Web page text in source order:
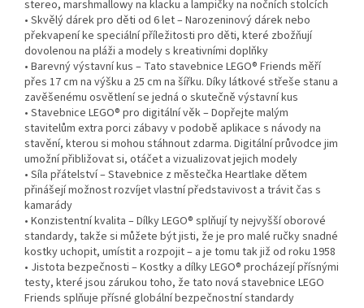
stereo, marshmallowy na klacku a lampičky na nočních stolcích
• Skvělý dárek pro děti od 6 let – Narozeninový dárek nebo
překvapení ke speciální příležitosti pro děti, které zbožňují
dovolenou na pláži a modely s kreativními doplňky
• Barevný výstavní kus – Tato stavebnice LEGO® Friends měří
přes 17 cm na výšku a 25 cm na šířku. Díky látkové střeše stanu a
zavěšenému osvětlení se jedná o skutečně výstavní kus
• Stavebnice LEGO® pro digitální věk – Dopřejte malým
stavitelům extra porci zábavy v podobě aplikace s návody na
stavění, kterou si mohou stáhnout zdarma. Digitální průvodce jim
umožní přibližovat si, otáčet a vizualizovat jejich modely
• Síla přátelství – Stavebnice z městečka Heartlake dětem
přinášejí možnost rozvíjet vlastní představivost a trávit čas s
kamarády
• Konzistentní kvalita – Dílky LEGO® splňují ty nejvyšší oborové
standardy, takže si můžete být jisti, že je pro malé ručky snadné
kostky uchopit, umístit a rozpojit – a je tomu tak již od roku 1958
• Jistota bezpečnosti – Kostky a dílky LEGO® procházejí přísnými
testy, které jsou zárukou toho, že tato nová stavebnice LEGO
Friends splňuje přísné globální bezpečnostní standardy